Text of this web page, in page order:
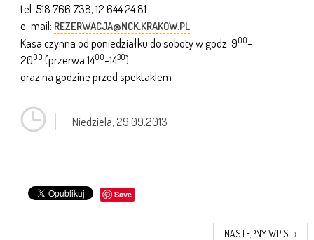
tel. 518 766 738, 12 644 24 81
e-mail: REZERWACJA@NCK.KRAKOW.PL
Kasa czynna od poniedziałku do soboty w godz. 900-
2000 (przerwa 1400-1430)
oraz na godzinę przed spektaklem
Niedziela,29.09.2013
Save
NASTĘPNY WPIS ›